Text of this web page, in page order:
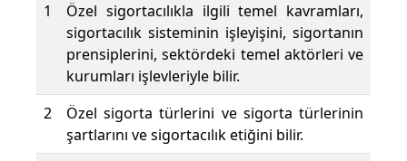
1
Özel sigortacılıkla ilgili temel kavramları,
sigortacılık sisteminin işleyişini, sigortanın
prensiplerini, sektördeki temel aktörleri ve
kurumları işlevleriyle bilir.
2
Özel sigorta türlerini ve sigorta türlerinin
şartlarını ve sigortacılık etiğini bilir.